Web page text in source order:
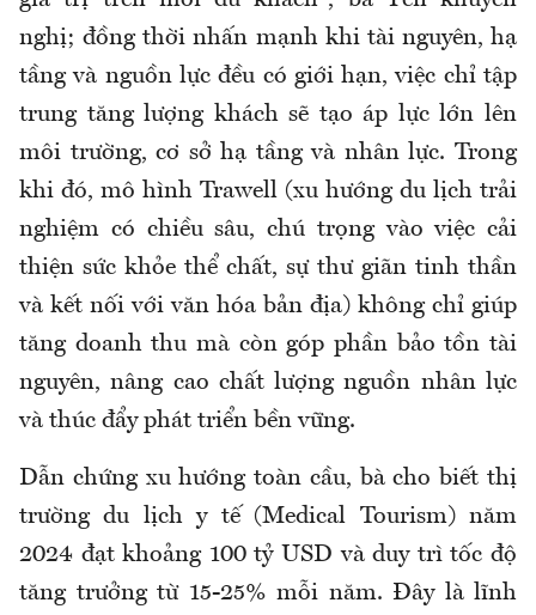
nghị; đồng thời nhấn mạnh khi tài nguyên, hạ
tầng và nguồn lực đều có giới hạn, việc chỉ tập
trung tăng lượng khách sẽ tạo áp lực lớn lên
môi trường, cơ sở hạ tầng và nhân lực. Trong
khi đó, mô hình Trawell (xu hướng du lịch trải
nghiệm có chiều sâu, chú trọng vào việc cải
thiện sức khỏe thể chất, sự thư giãn tinh thần
và kết nối với văn hóa bản địa) không chỉ giúp
tăng doanh thu mà còn góp phần bảo tồn tài
nguyên, nâng cao chất lượng nguồn nhân lực
và thúc đẩy phát triển bền vững.
Dẫn chứng xu hướng toàn cầu, bà cho biết thị
trường du lịch y tế (Medical Tourism) năm
2024 đạt khoảng 100 tỷ USD và duy trì tốc độ
tăng trưởng từ 15-25% mỗi năm. Đây là lĩnh